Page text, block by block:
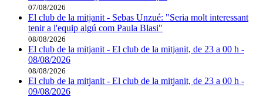
07/08/2026
El club de la mitjanit - Sebas Unzué: "Seria molt interessant
tenir a l'equip algú com Paula Blasi"
08/08/2026
El club de la mitjanit - El club de la mitjanit, de 23 a 00 h -
08/08/2026
08/08/2026
El club de la mitjanit - El club de la mitjanit, de 23 a 00 h -
09/08/2026